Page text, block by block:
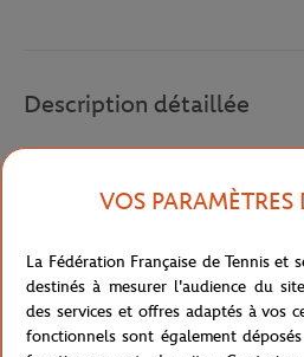
Description détaillée
Référence :TH0458-776
Caractéristiques
VOS PARAMÈTRES
La Fédération Française de Tennis et
destinés à mesurer l'audience du
des services et offres adaptés à vos
fonctionnels sont également